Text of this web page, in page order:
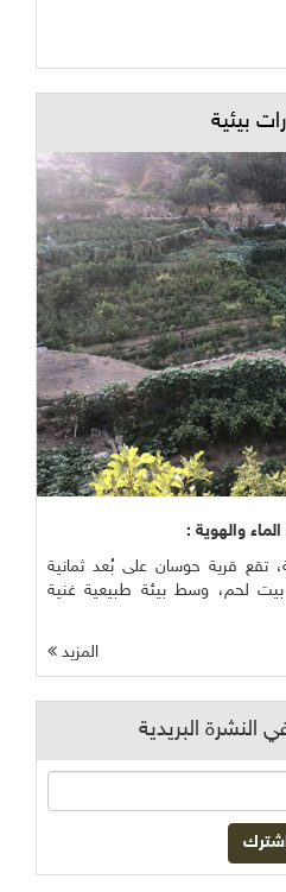
بيئية
والهوية :
تقع قرية حوسان على بُعد ثمانية
لحم، وسط بيئة طبيعية غنية
المزيد
النشرة البريدية